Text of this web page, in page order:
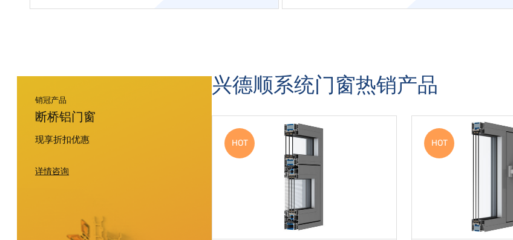
销冠产品
断桥铝门窗
现享折扣优惠
详情咨询
兴德顺系统门窗热销产品
HOT